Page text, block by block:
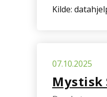
Kilde:
07.10.2025
Mystisk